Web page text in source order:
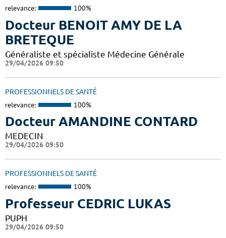
relevance: 100%
Docteur BENOIT AMY DE LA
BRETEQUE
Généraliste et spécialiste Médecine Générale
29/04/2026 09:50
PROFESSIONNELS DE SANTÉ
relevance: 100%
Docteur AMANDINE CONTARD
MEDECIN
29/04/2026 09:50
PROFESSIONNELS DE SANTÉ
relevance: 100%
Professeur CEDRIC LUKAS
PUPH
29/04/2026 09:50